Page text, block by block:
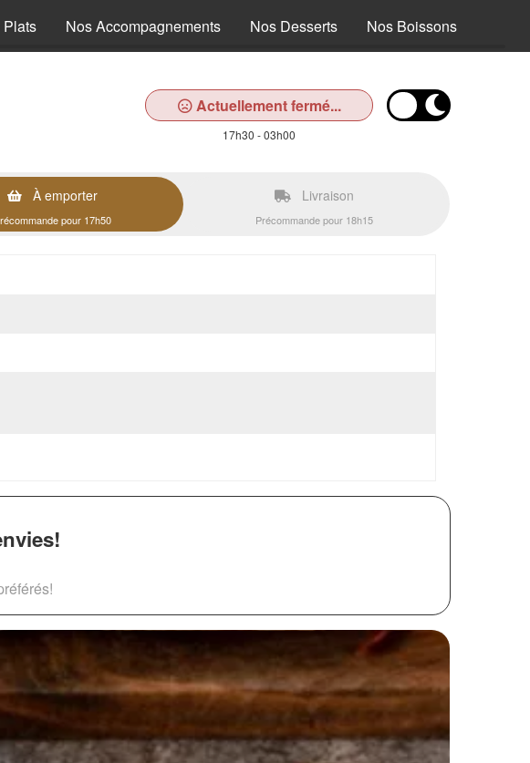
Plats Nos Accompagnements Nos Desserts Nos Boissons
Actuellement fermé...
17h30 - 03h00
À emporter
pour 17h50
Livraison
Précommande pour 18h15